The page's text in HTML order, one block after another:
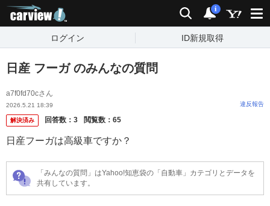
検索 通知
i
ログイン ID新規取得
日産 フーガ のみんなの質問
a7f0fd70cさん
2026.5.21 18:39 違反報告
解決済み 回答数： 3 閲覧数： 65
日産フーガは高級車ですか？
「みんなの質問」はYahoo!知恵袋の「自動車」カテゴリとデータを
共有しています。